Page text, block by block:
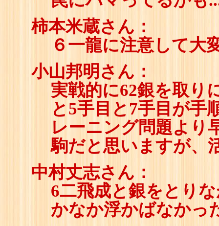
柿本米蔵さん：
６一龍に注意して大
小山邦明さん：
実戦的に62銀を取り
と5手目と7手目が手
レーニング問題より
駒だと思いますが、
中村丈志さん：
6二飛成と銀をとり
かなか浮かばなかっ